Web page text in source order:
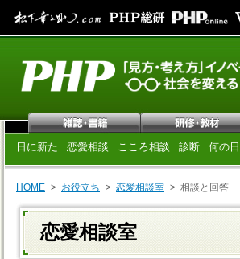
日に新た 恋愛相談 こころ相談 診断 何の日
HOME お役立ち 恋愛相談室 相談と回答
恋愛相談室